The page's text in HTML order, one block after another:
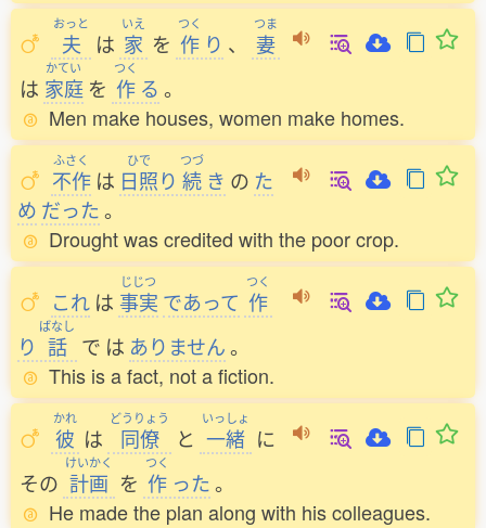
おっと
夫 は
いえ
家 を
つく
作 り 、
つま
妻
は
かてい
家庭 を
つく
作 る 。
Men make houses, women make homes.
ふさく
不作 は
ひで
日照り
つづ
続 き の た
め だった。
Drought was credited with the poor crop.
これ は
じじつ
事実 であって
つく
作
り
ばなし
話 で は ありません。
This is a fact, not a fiction.
かれ
彼 は
どうりょう
同僚 と
いっしょ
一緒 に
その
けいかく
計画 を
つく
作 った。
He made the plan along with his colleagues.